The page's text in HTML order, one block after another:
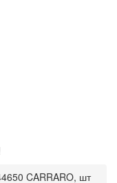
CARRARO, шт